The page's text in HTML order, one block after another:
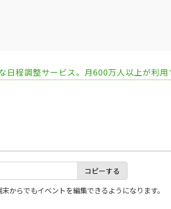
日程調整サービス。月600万人以上が利用
コピーする
らでもイベントを編集できるようになります。